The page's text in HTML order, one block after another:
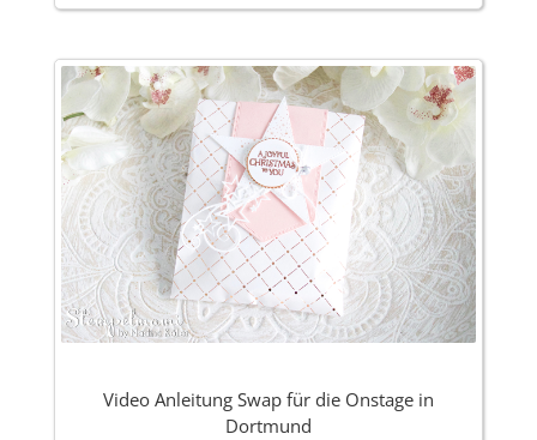
Video Anleitung Swap für die Onstage in
Dortmund